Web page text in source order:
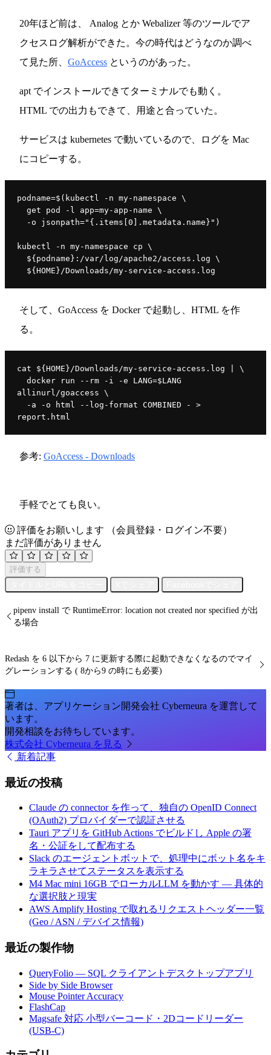
20年ほど前は、 Analog とか Webalizer 等のツールでア
クセスログ解析ができた。今の時代はどうなのか調べ
て見た所、 GoAccess というのがあった。
apt でインストールできてターミナルでも動く。
HTML での出力もできて、用途と合っていた。
サービスは kubernetes で動いているので、ログを Mac
にコピーする。
podname=$(kubectl -n my-namespace \
  get pod -l app=my-app-name \
  -o jsonpath="{.items[0].metadata.name}")
kubectl -n my-namespace cp \
  ${podname}:/var/log/apache2/access.log \
  ${HOME}/Downloads/my-service-access.log
そして、GoAccess を Docker で起動し、HTML を作
る。
cat ${HOME}/Downloads/my-service-access.log | \
  docker
run --rm -i -e LANG=$LANG
allinurl/goaccess \
  -a -o html --log-format COMBINED -
>
report.html
参考: GoAccess - Downloads
手軽でとても良い。
評価をお願いします
（会員登録・ログイン不要）
まだ評価がありません
評価する
pipenv install で RuntimeError: location not created nor specified が出
る場合
Redash を 6 以下から 7 に更新する際に起動できなくなるのでマイ
グレーションする ( 8から9 の時にも必要)
著者は、アプリケーション開発会社 Cyberneura を運営して
います。
開発相談をお待ちしています。
株式会社 Cyberneura を見る
新着記事
最近の投稿
Claude の connector を作って、独自の OpenID Connect
(OAuth2) プロバイダーで認証させる
Tauri アプリを GitHub Actions でビルドし Apple の署
名・公証をして配布する
Slack のエージェントボットで、処理中にボット名をキ
ラキラさせてステータスを表示する
M4 Mac mini 16GB でローカルLLM を動かす — 具体的
な選択肢と現実
AWS Amplify Hosting で取れるリクエストヘッダー一覧
(Geo / ASN / デバイス情報)
最近の製作物
QueryFolio — SQL クライアントデスクトップアプリ
Side by Side Browser
Mouse Pointer Accuracy
FlashCap
Magsafe 対応 小型バーコード・2Dコードリーダー
(USB-C)